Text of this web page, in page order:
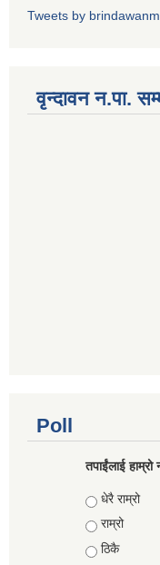
Tweets by
वृन्दावन न.पा.
Poll
तपाईंलाई
Choices
धेरै राम्रो
राम्रो
ठिकै